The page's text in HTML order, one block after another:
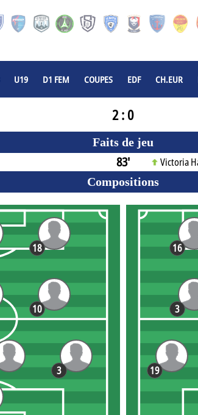
U19 D1 FEM COUPES EDF CH.EUR
2 : 0
Faits de jeu
83' Victoria
Compositions
10
18
3 19
3
16